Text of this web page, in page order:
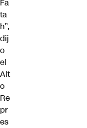
Fa
ta
h”,
dij
o
el
Alt
o
Re
pr
es